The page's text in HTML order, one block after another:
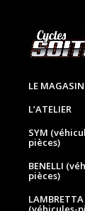
LE MAGASIN
L’ATELIER
SYM
pièces)
BENELLI
pièces)
LAMBRETTA